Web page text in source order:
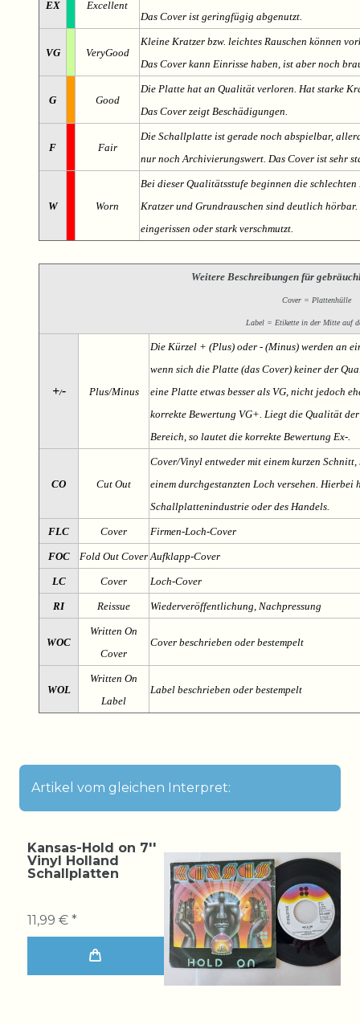
EX
Excellent
Das Cover ist geringfügig abgenutzt.
VG VeryGood
Kleine Kratzer bzw. leichtes Rauschen können
Das Cover kann Einrisse haben, ist aber noch
G Good
Die Platte hat an Qualität verloren. Hat starke
Das Cover zeigt Beschädigungen.
F Fair
Die Schallplatte ist gerade noch abspielbar,
nur noch Archivierungswert. Das Cover ist sehr
W Worn
Bei dieser Qualitätsstufe beginnen die
Kratzer und Grundrauschen sind deutlich
eingerissen oder stark verschmutzt.
Weitere Beschreibungen für
Cover = Plattenhülle
Label = Etikette in der Mitte auf
+/- Plus/Minus
Die Kürzel + (Plus) oder - (Minus) werden an
wenn sich die Platte (das Cover) keiner der
eine Platte etwas besser als VG, nicht jedoch
korrekte Bewertung VG+. Liegt die Qualität
Bereich, so lautet die korrekte Bewertung Ex-.
CO Cut Out
Cover/Vinyl entweder mit einem kurzen
einem durchgestanzten Loch versehen. Hierbei
Schallplattenindustrie oder des Handels.
FLC Cover Firmen-Loch-Cover
FOC Fold Out Cover Aufklapp-Cover
LC Cover Loch-Cover
RI Reissue Wiederveröffentlichung, Nachpressung
WOC
Written On
Cover
Cover beschrieben oder bestempelt
WOL
Written On
Label
Label beschrieben oder bestempelt
Artikel vom gleichen Interpret:
Kansas-Hold on 7''
Vinyl Holland
Schallplatten
11,99 € *